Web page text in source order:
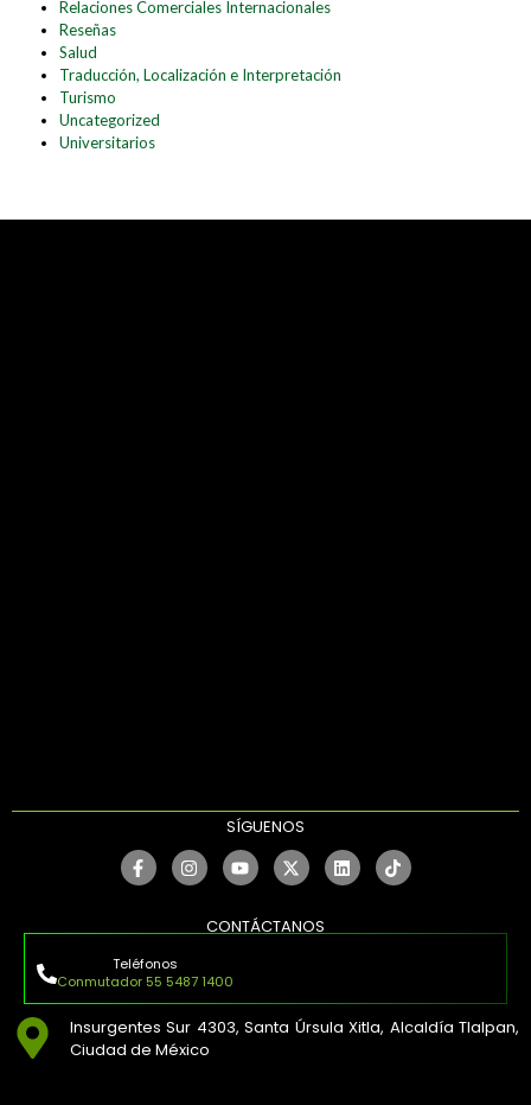
Relaciones Comerciales Internacionales
Reseñas
Salud
Traducción, Localización e Interpretación
Turismo
Uncategorized
Universitarios
SÍGUENOS
CONTÁCTANOS
Teléfonos
Conmutador 55 5487 1400
Insurgentes Sur 4303, Santa Úrsula Xitla, Alcaldía Tlalpan,
Ciudad de México